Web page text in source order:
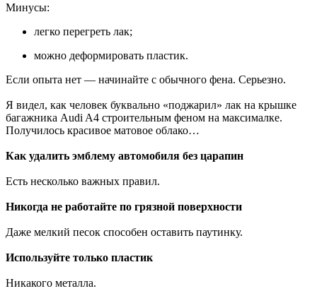
Минусы:
легко перегреть лак;
можно деформировать пластик.
Если опыта нет — начинайте с обычного фена. Серьезно.
Я видел, как человек буквально «поджарил» лак на крышке
багажника Audi A4 строительным феном на максималке.
Получилось красивое матовое облако…
Как удалить эмблему автомобиля без царапин
Есть несколько важных правил.
Никогда не работайте по грязной поверхности
Даже мелкий песок способен оставить паутинку.
Используйте только пластик
Никакого металла.